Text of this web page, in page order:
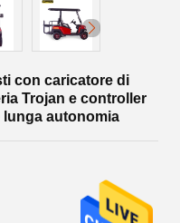
con caricatore di
Trojan e controller
lunga autonomia